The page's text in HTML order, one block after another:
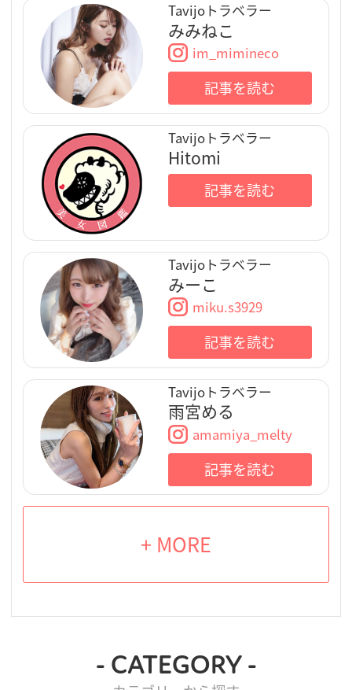
Tavijoトラベラー
みみねこ
im_mimineco
記事を読む
Tavijoトラベラー
Hitomi
記事を読む
Tavijoトラベラー
みーこ
miku.s3929
記事を読む
Tavijoトラベラー
雨宮める
amamiya_melty
記事を読む
+ MORE
- CATEGORY -